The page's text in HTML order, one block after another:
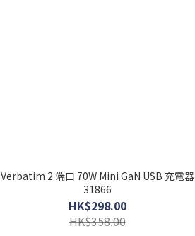
Verbatim 2 端口 70W Mini GaN USB 充電器
31866
HK$298.00
HK$358.00